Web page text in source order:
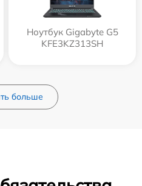
Ноутбук Gigabyte G5
KFE3KZ313SH
больше